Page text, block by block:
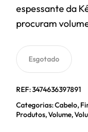
era:
29,92 €.
espessante da
procuram
Esgotado
REF:3474636397891
Categorias:Cabelo,
Produtos,Volume,